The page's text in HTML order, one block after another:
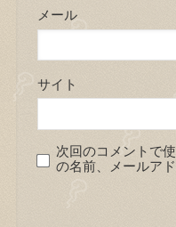
メール
サイト
次回のコメントで
の名前、メールア